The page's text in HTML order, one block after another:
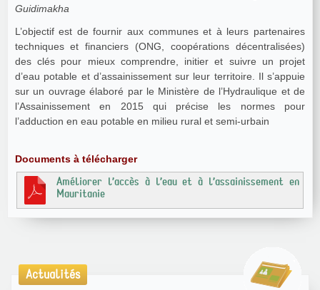
Guidimakha
L’objectif est de fournir aux communes et à leurs partenaires
techniques et financiers (ONG, coopérations décentralisées)
des clés pour mieux comprendre, initier et suivre un projet
d’eau potable et d’assainissement sur leur territoire. Il s’appuie
sur un ouvrage élaboré par le Ministère de l’Hydraulique et de
l’Assainissement en 2015 qui précise les normes pour
l’adduction en eau potable en milieu rural et semi-urbain
Documents à télécharger
Améliorer l’accès à l’eau et à l’assainissement en
Mauritanie
Actualités